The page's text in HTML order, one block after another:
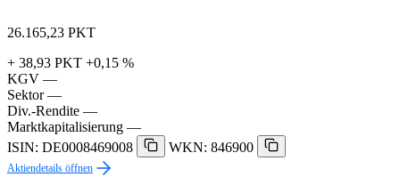
26.165,23 PKT
+ 38,93 PKT +0,15 %
KGV —
Sektor —
Div.-Rendite —
Marktkapitalisierung —
ISIN: DE0008469008
WKN: 846900
Aktiendetails öffnen